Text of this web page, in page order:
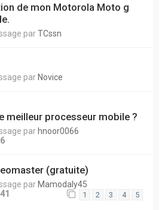
de mon Motorola Moto g
parTCssn
par Novice
meilleur processeur mobile ?
par hnoor0066
6
(gratuite)
par Mamodaly45
41 1 2 3 4 5